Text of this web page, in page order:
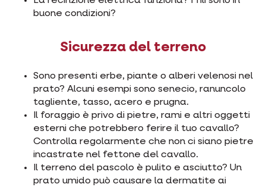
buone condizioni?
Sicurezza del terreno
Sono presenti erbe, piante o alberi velenosi nel
prato? Alcuni esempi sono senecio, ranuncolo
tagliente, tasso, acero e prugna.
Il foraggio è privo di pietre, rami e altri oggetti
esterni che potrebbero ferire il tuo cavallo?
Controlla regolarmente che non ci siano pietre
incastrate nel fettone del cavallo.
Il terreno del pascolo è pulito e asciutto? Un
prato umido può causare la dermatite ai